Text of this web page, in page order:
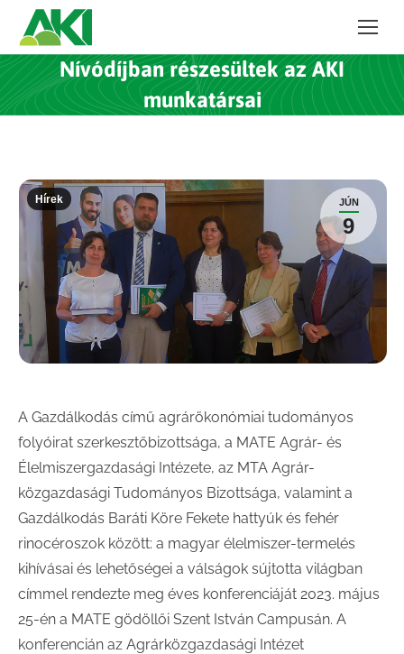
Nívódíjban részesültek az AKI
munkatársai
JÚN
9
Hírek
A Gazdálkodás című agrárökonómiai tudományos
folyóirat szerkesztőbizottsága, a MATE Agrár- és
Élelmiszergazdasági Intézete, az MTA Agrár-
közgazdasági Tudományos Bizottsága, valamint a
Gazdálkodás Baráti Köre Fekete hattyúk és fehér
rinocéroszok között: a magyar élelmiszer-termelés
kihívásai és lehetőségei a válságok sújtotta világban
címmel rendezte meg éves konferenciáját 2023. május
25-én a MATE gödöllői Szent István Campusán. A
konferencián az Agrárközgazdasági Intézet